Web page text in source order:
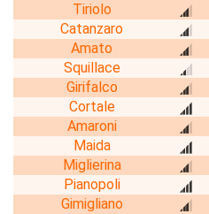
Tiriolo
Catanzaro
Amato
Squillace
Girifalco
Cortale
Amaroni
Maida
Miglierina
Pianopoli
Gimigliano